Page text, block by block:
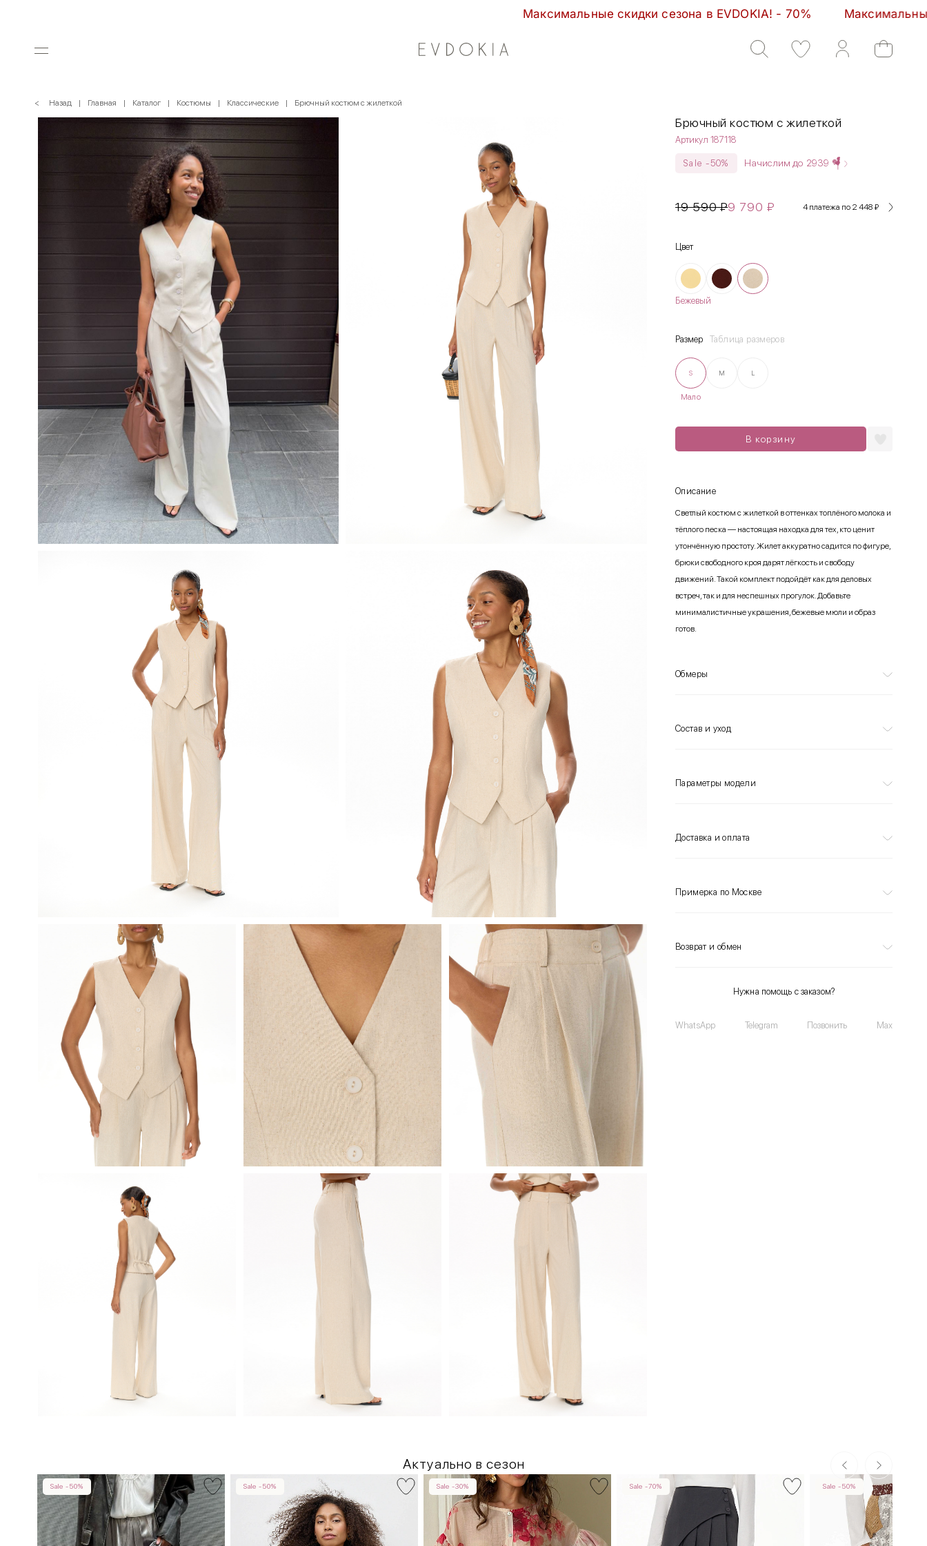
Максимальные скидки сезона в EVDOKIA! - 70%         Максимальные скидки сезона
< Назад Главная Каталог Костюмы Классические Брючный костюм с жилеткой
Брючный костюм с жилеткой
Артикул 187118
Sale -50% Начислим до 2939
19 590₽9 790 ₽ 4 платежа по 2 448 ₽
Цвет
Бежевый
Размер Таблица размеров
S
Мало
M L
В корзину
Описание
Светлый костюм с жилеткой в оттенках топлёного молока и
тёплого песка — настоящая находка для тех, кто ценит
утончённую простоту. Жилет аккуратно садится по фигуре,
брюки свободного кроя дарят лёгкость и свободу
движений. Такой комплект подойдёт как для деловых
встреч, так и для неспешных прогулок. Добавьте
минималистичные украшения, бежевые мюли и образ
готов.
Обмеры
Состав и уход
Параметры модели
Доставка и оплата
Примерка по Москве
Возврат и обмен
Нужна помощь с заказом?
WhatsApp Telegram Позвонить Max
Актуально в сезон
Sale -50% Sale -50% Sale -30% Sale -70% Sale -50%